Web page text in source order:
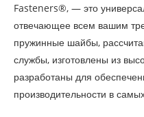
Fasteners®, — это
отвечающее всем вашим
пружинные шайбы,
службы, изготовлены из
разработаны для
производительности в